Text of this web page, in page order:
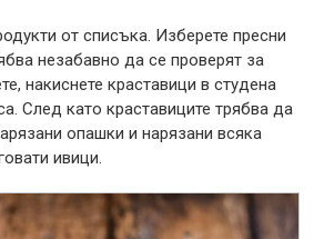
от списъка. Изберете пресни
незабавно да се проверят за
накиснете краставици в студена
След като краставиците трябва да
опашки и нарязани всяка
ивици.